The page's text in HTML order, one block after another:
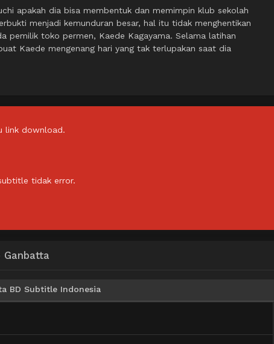
apakah dia bisa membentuk dan memimpin klub sekolah
menjadi kemunduran besar, hal itu tidak menghentikan
pemilik toko permen, Kaede Kagayama. Selama latihan
Kaede mengenang hari yang tak terlupakan saat dia
link download.
tidak error.
BD Subtitle Indonesia